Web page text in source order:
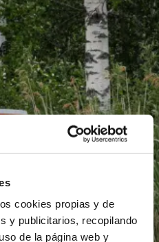
cookies propias y de
y publicitarios, recopilando
de la página web y